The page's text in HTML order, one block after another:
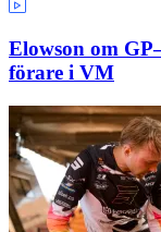
Elowson om
förare i VM